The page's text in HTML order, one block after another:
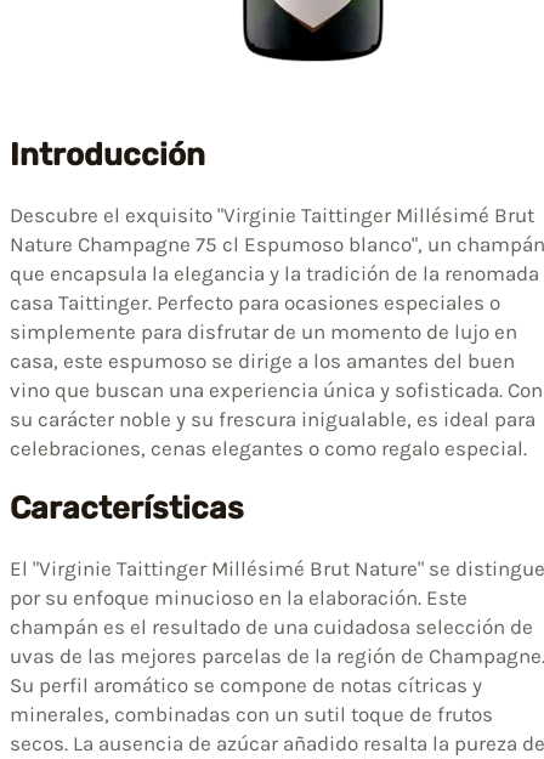
Introducción
Descubre el exquisito "Virginie Taittinger Millésimé Brut
Nature Champagne 75 cl Espumoso blanco", un champán
que encapsula la elegancia y la tradición de la renomada
casa Taittinger. Perfecto para ocasiones especiales o
simplemente para disfrutar de un momento de lujo en
casa, este espumoso se dirige a los amantes del buen
vino que buscan una experiencia única y sofisticada. Con
su carácter noble y su frescura inigualable, es ideal para
celebraciones, cenas elegantes o como regalo especial.
Características
El "Virginie Taittinger Millésimé Brut Nature" se distingue
por su enfoque minucioso en la elaboración. Este
champán es el resultado de una cuidadosa selección de
uvas de las mejores parcelas de la región de Champagne.
Su perfil aromático se compone de notas cítricas y
minerales, combinadas con un sutil toque de frutos
secos. La ausencia de azúcar añadido resalta la pureza de